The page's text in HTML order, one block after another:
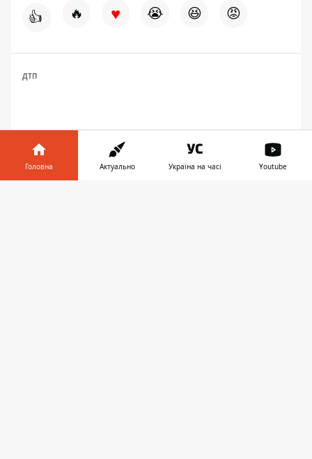
👍 🔥 ♥ 😭 😆 😡
ДТП
Головна Актуально Україна на часі Youtube